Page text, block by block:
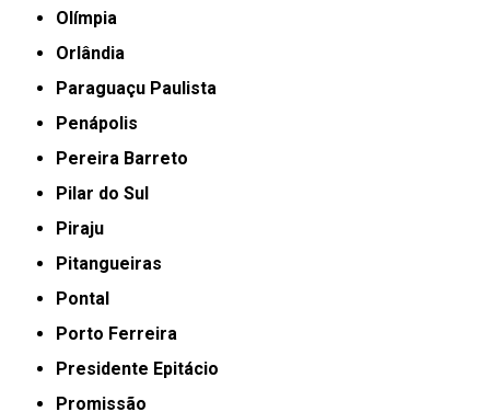
Olímpia
Orlândia
Paraguaçu Paulista
Penápolis
Pereira Barreto
Pilar do Sul
Piraju
Pitangueiras
Pontal
Porto Ferreira
Presidente Epitácio
Promissão